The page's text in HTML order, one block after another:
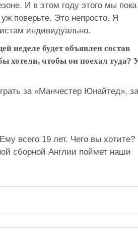
И в этом году этого мы пока
поверьте. Это непросто. Я
индивидуально.
неделе будет объявлен состав
хотели, чтобы он поехал туда?
за «Манчестер Юнайтед», за
всего 19 лет. Чего вы хотите?
сборной Англии поймет наши